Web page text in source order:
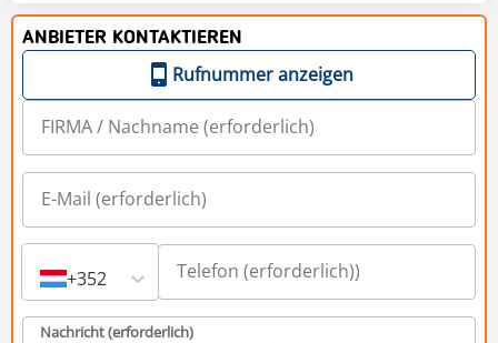
ANBIETER KONTAKTIEREN
Rufnummer anzeigen
+352
Nachricht (erforderlich)